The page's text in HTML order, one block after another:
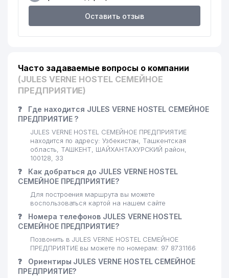
Оставить отзыв
Часто задаваемые вопросы о компании
(JULES VERNE HOSTEL СЕМЕЙНОЕ
ПРЕДПРИЯТИЕ)
❓
Где находится JULES VERNE HOSTEL СЕМЕЙНОЕ
ПРЕДПРИЯТИЕ ?
JULES VERNE HOSTEL СЕМЕЙНОЕ ПРЕДПРИЯТИЕ
находится по адресу: Узбекистан, Ташкентская
область, ТАШКЕНТ, ШАЙХАНТАХУРСКИЙ район,
100128, 33
❓
Как добраться до JULES VERNE HOSTEL
СЕМЕЙНОЕ ПРЕДПРИЯТИЕ?
Для построения маршрута вы можете
воспользоваться картой на нашем сайте
❓
Номера телефонов JULES VERNE HOSTEL
СЕМЕЙНОЕ ПРЕДПРИЯТИЕ?
Позвонить в JULES VERNE HOSTEL СЕМЕЙНОЕ
ПРЕДПРИЯТИЕ вы можете по номерам: 97 8731166
❓
Ориентиры JULES VERNE HOSTEL СЕМЕЙНОЕ
ПРЕДПРИЯТИЕ?